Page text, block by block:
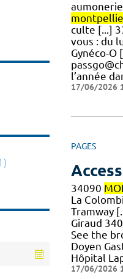
culte [...]
vous : du
Gynéco-O
l’année
17/06/2026
PAGES
34090
La
Tramway
Giraud
See the
Doyen
Hôpital
17/06/2026